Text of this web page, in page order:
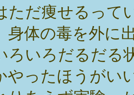
ただ痩せるって
身体の毒を外に
ろいろだるだる
やったほうがい